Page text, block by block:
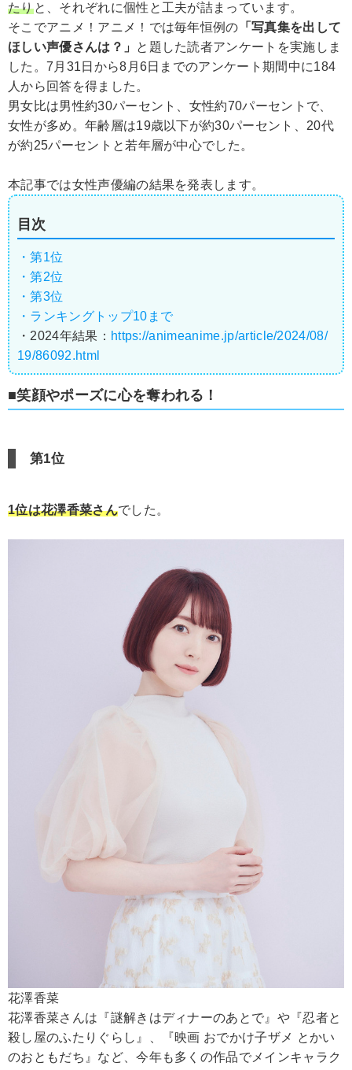
たりと、それぞれに個性と工夫が詰まっています。
そこでアニメ！アニメ！では毎年恒例の 「写真集を出して
ほしい声優さんは？」
と題した読者アンケートを実施しま
した。7月31日から8月6日までのアンケート期間中に184
人から回答を得ました。
男女比は男性約30パーセント、女性約70パーセントで、
女性が多め。年齢層は19歳以下が約30パーセント、20代
が約25パーセントと若年層が中心でした。
本記事では女性声優編の結果を発表します。
目次
・第1位
・第2位
・第3位
・ランキングトップ10まで
・2024年結果： https://animeanime.jp/article/2024/08/
19/86092.html
■笑顔やポーズに心を奪われる！
第1位
1位は花澤香菜さんでした。
花澤香菜
花澤香菜さんは『謎解きはディナーのあとで』や『忍者と
殺し屋のふたりぐらし』、『映画 おでかけ子ザメ とかい
のおともだち』など、今年も多くの作品でメインキャラク